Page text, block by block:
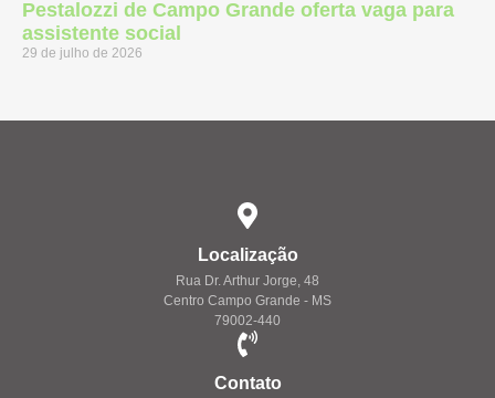
Pestalozzi de Campo Grande oferta vaga para
assistente social
29 de julho de 2026
Localização
Rua Dr. Arthur Jorge, 48
Centro Campo Grande - MS
79002-440
Contato